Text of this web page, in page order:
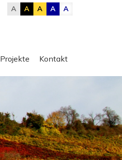
A A A A A
Projekte Kontakt